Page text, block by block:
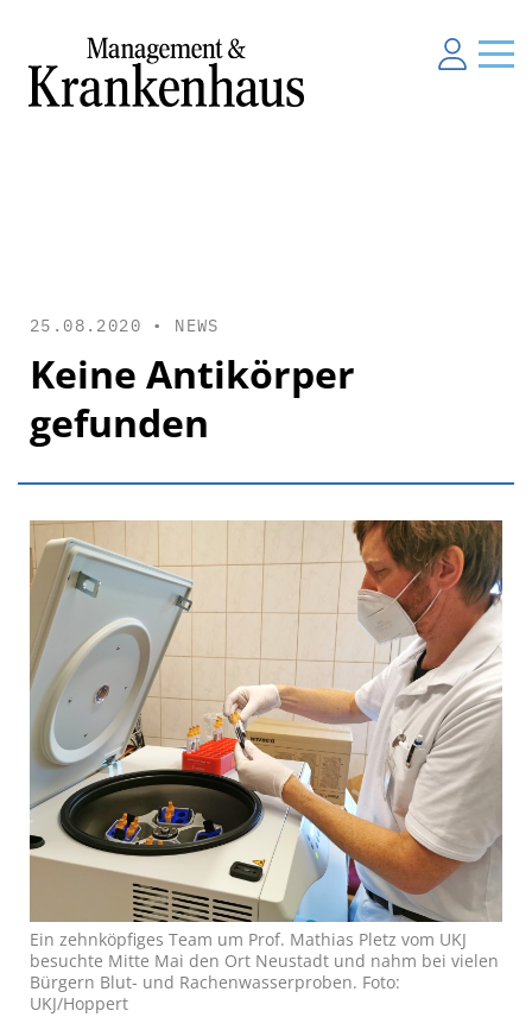
25.08.2020 • NEWS
Keine Antikörper
gefunden
Ein zehnköpfiges Team um Prof. Mathias Pletz vom UKJ
besuchte Mitte Mai den Ort Neustadt und nahm bei vielen
Bürgern Blut- und Rachenwasserproben. Foto:
UKJ/Hoppert